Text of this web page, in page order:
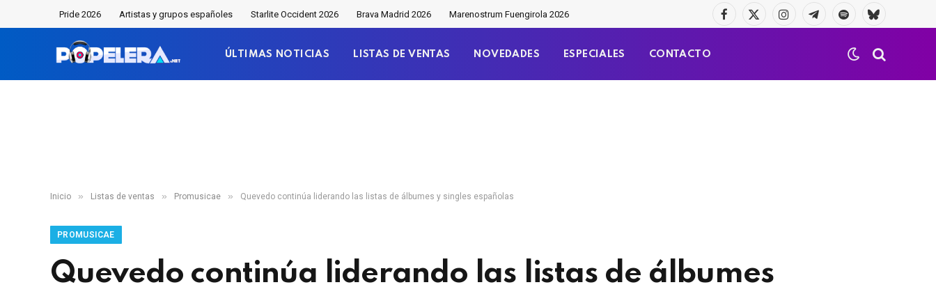
Pride 2026 Artistas y grupos españoles Starlite Occident 2026 Brava Madrid 2026 Marenostrum Fuengirola 2026
Facebook
X
InstagramTelegramaSpotifyBluesky
ÚLTIMAS NOTICIAS LISTAS DE VENTAS NOVEDADES ESPECIALES CONTACTO
Inicio » Listas de ventas » Promusicae » Quevedo continúa liderando las listas de álbumes y singles españolas
PROMUSICAE
Quevedo continúa liderando las listas de álbumes